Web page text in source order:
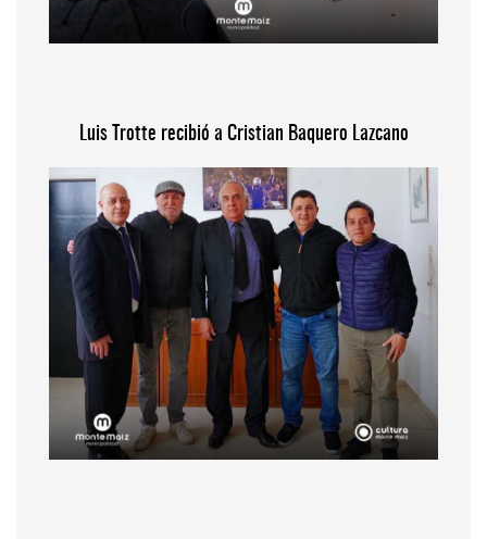
Luis Trotte recibió a Cristian Baquero Lazcano